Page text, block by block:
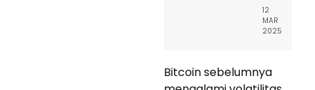
12
MAR
2025
Bitcoin sebelumnya